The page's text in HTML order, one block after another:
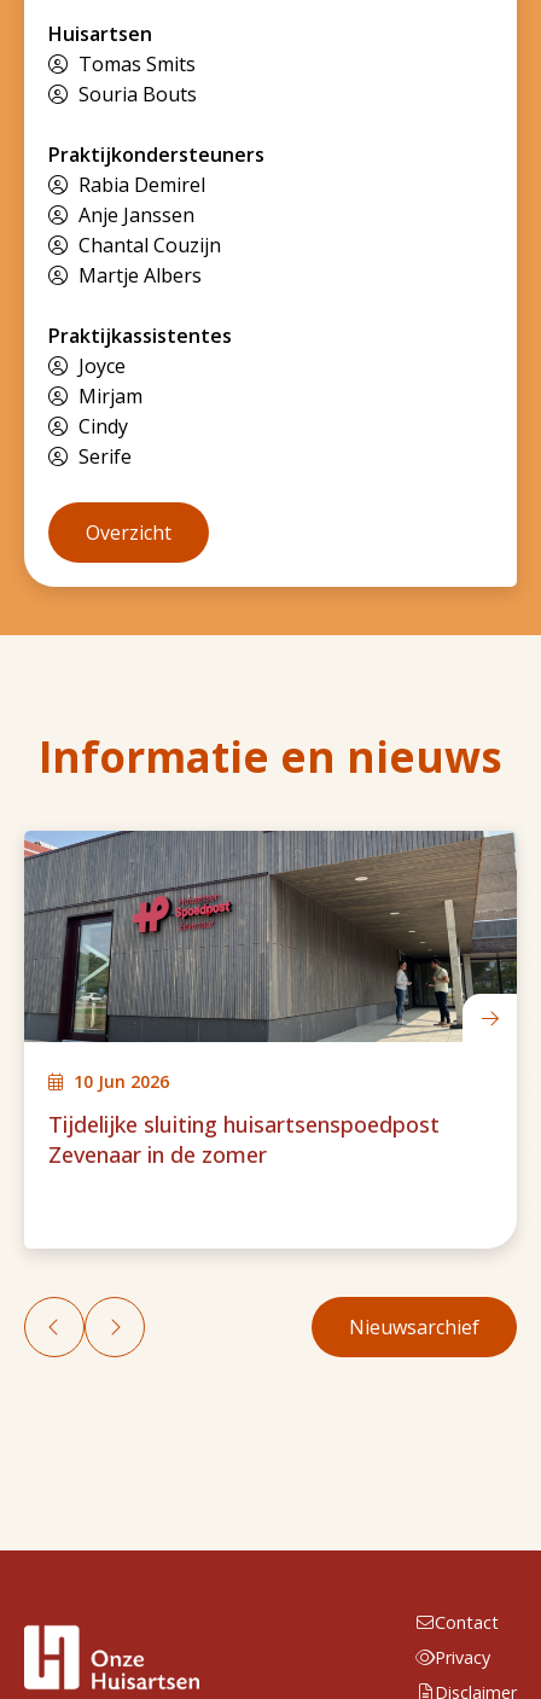
Huisartsen
Tomas Smits
Souria Bouts
Praktijkondersteuners
Rabia Demirel
Anje Janssen
Chantal Couzijn
Martje Albers
Praktijkassistentes
Joyce
Mirjam
Cindy
Serife
Overzicht
Informatie en nieuws
10 Jun 2026
Tijdelijke sluiting huisartsenspoedpost
Zevenaar in de zomer
Nieuwsarchief
Contact
Privacy
Disclaimer